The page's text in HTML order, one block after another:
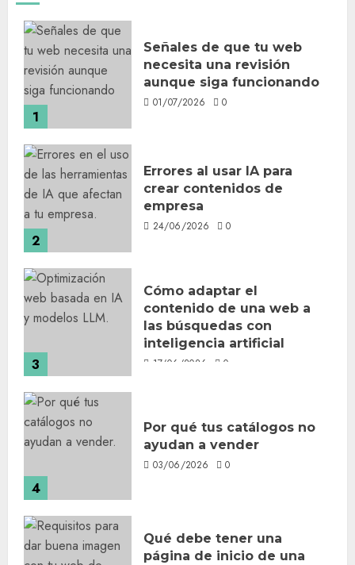
1
Señales de que tu web
necesita una revisión
aunque siga funcionando
01/07/2026 0
2
Errores al usar IA para
crear contenidos de
empresa
24/06/2026 0
3
Cómo adaptar el
contenido de una web a
las búsquedas con
inteligencia artificial
17/06/2026 0
4
Por qué tus catálogos no
ayudan a vender
03/06/2026 0
Qué debe tener una
página de inicio de una